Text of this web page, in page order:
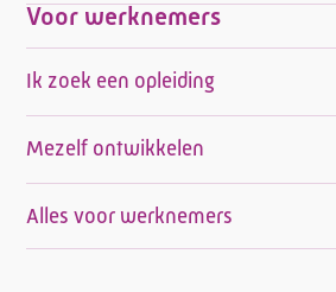
Voor werknemers
Ik zoek een opleiding
Mezelf ontwikkelen
Alles voor werknemers